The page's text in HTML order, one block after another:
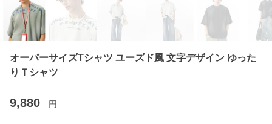
オーバーサイズTシャツ ユーズド風 文字デザイン ゆった
りＴシャツ
9,880 円